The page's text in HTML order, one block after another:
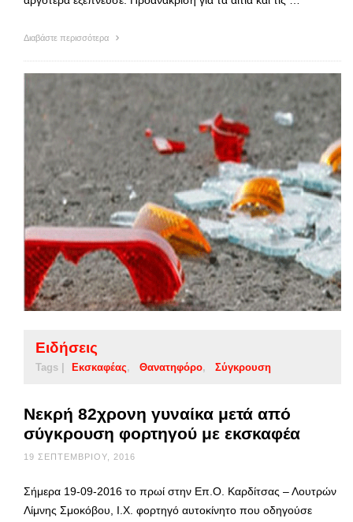
Διαβάστε περισσότερα
Ειδήσεις
Tags | Εκσκαφέας Θανατηφόρο Σύγκρουση
Νεκρή 82χρονη γυναίκα μετά από
σύγκρουση φορτηγού με εκσκαφέα
19 ΣΕΠΤΕΜΒΡΊΟΥ, 2016
Σήμερα 19-09-2016 το πρωί στην Επ.Ο. Καρδίτσας – Λουτρών
Λίμνης Σμοκόβου, Ι.Χ. φορτηγό αυτοκίνητο που οδηγούσε